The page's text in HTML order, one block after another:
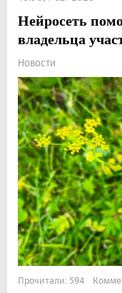
Нейросеть
владельца
Новости
Прочитали: 594